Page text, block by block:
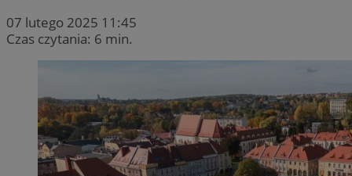
07 lutego 2025 11:45
Czas czytania: 6 min.